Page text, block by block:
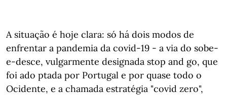
A situação é hoje clara: só há dois modos de
enfrentar a pandemia da covid-19 - a via do sobe-
e-desce, vulgarmente designada stop and go, que
foi ado ptada por Portugal e por quase todo o
Ocidente, e a chamada estratégia "covid zero",